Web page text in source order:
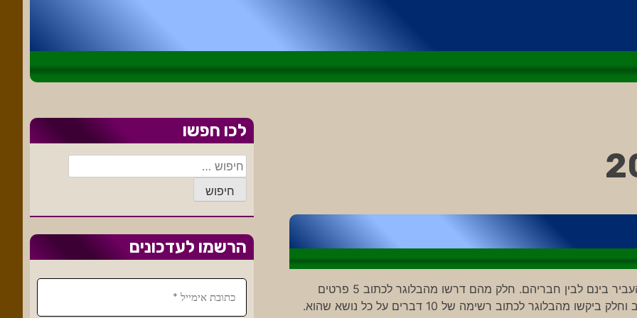
כולנו מכירים את השרביטים/מקלות שבלוגרים שונים נהגו להעביר בינם לבין חבריהם. חלק מהם דרשו מהבלוגר לכתוב 5 פרטים
שלא ידעו עליו, חלק מהם דרשו לקשר ל 3 בלוגים שהוא אוהב וחלק ביקשו מהבלוגר לכתוב רשימה של 10 דברים על כל נושא שהוא.
לכו חפשו
חיפוש:
הרשמו לעדכונים